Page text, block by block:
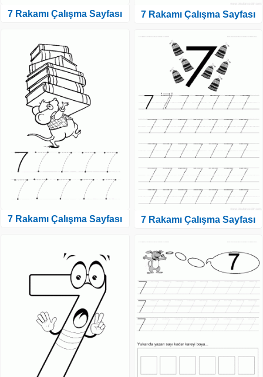
7 Rakamı Çalışma Sayfası
7 Rakamı Çalışma Sayfası
7 Rakamı Çalışma Sayfası
7 Rakamı Çalışma Sayfası